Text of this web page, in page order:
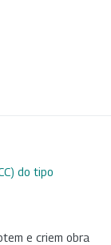
do tipo
e criem obra